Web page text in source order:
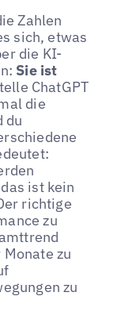
Zahlen
sich, etwas
die KI-
Sie ist
ChatGPT
die
du
ist kein
richtige
zu
zu
zu